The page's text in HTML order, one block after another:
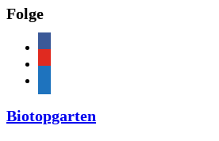
Folge
Biotopgarten